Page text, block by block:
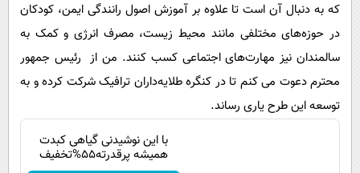
که به دنبال آن است تا علاوه بر آموزش اصول رانندگی ایمن، کودکان
در حوزه‌های مختلفی مانند محیط زیست، مصرف انرژی و کمک به
سالمندان نیز مهارت‌های اجتماعی کسب کنند. من از رئیس جمهور
محترم دعوت می کنم تا در کنگره طلایه‌داران ترافیک شرکت کرده و به
توسعه این طرح یاری رساند.
با این نوشیدنی گیاهی کبدت
همیشه پرقدرته55%تخفیف